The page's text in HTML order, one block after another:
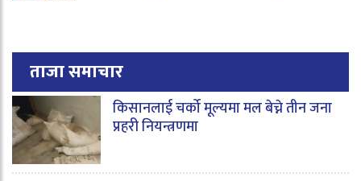
ताजा समाचार
किसानलाई चर्को मूल्यमा मल बेच्ने तीन जना
प्रहरी नियन्त्रणमा